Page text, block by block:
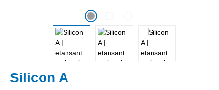
Silicon A